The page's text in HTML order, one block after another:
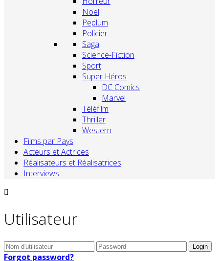
Noël
Peplum
Policier
Saga
Science-Fiction
Sport
Super Héros
DC Comics
Marvel
Téléfilm
Thriller
Western
Films par Pays
Acteurs et Actrices
Réalisateurs et Réalisatrices
Interviews
Utilisateur
Forgot password?